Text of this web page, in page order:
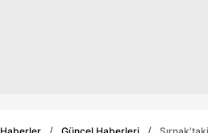
Haberler Güncel Haberleri